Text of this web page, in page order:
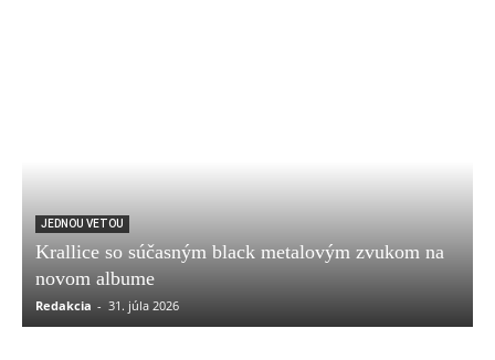
JEDNOU VETOU
Krallice so súčasným black metalovým zvukom na
novom albume
Redakcia - 31. júla 2026